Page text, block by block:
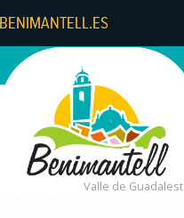
Valle de Guadalest